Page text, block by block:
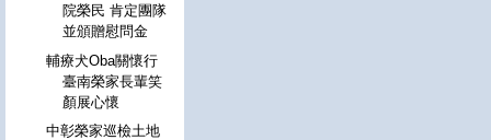
院榮民 肯定團隊
並頒贈慰問金
輔療犬Oba關懷行
臺南榮家長輩笑
顏展心懷
中彰榮家巡檢土地